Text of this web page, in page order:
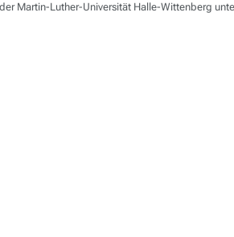
Martin-Luther-Universität Halle-Wittenberg